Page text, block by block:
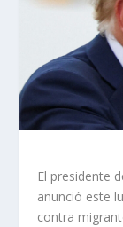
El presidente
anunció este
contra